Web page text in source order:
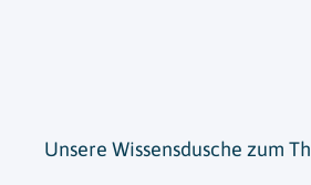
Unsere Wissensdusche zum